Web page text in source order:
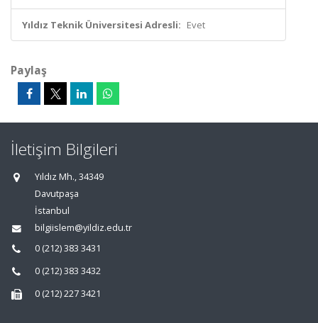
Yıldız Teknik Üniversitesi Adresli: Evet
Paylaş
İletişim Bilgileri
Yıldız Mh., 34349
Davutpaşa
İstanbul
bilgiislem@yildiz.edu.tr
0 (212) 383 3431
0 (212) 383 3432
0 (212) 227 3421